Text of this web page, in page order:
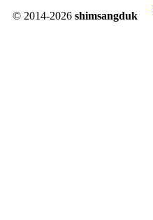
© 2014-2026 shimsangduk